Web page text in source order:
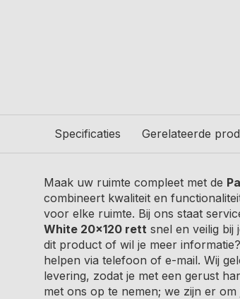
Specificaties Gerelateerde
Maak uw ruimte compleet met de
combineert kwaliteit en
voor elke ruimte. Bij ons staat
White 20x120 rett snel en veilig
dit product of wil je meer
helpen via telefoon of e-mail. Wij
levering, zodat je met een gerust
met ons op te nemen; we zijn er